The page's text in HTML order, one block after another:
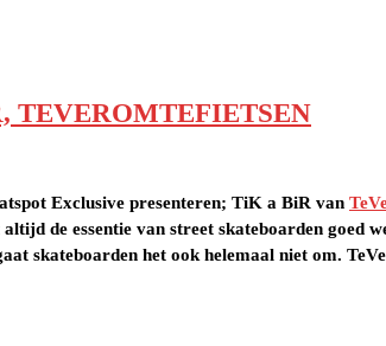
TEVEROMTEFIETSEN
Exclusive presenteren; TiK a BiR van
de essentie van street skateboarden
skateboarden het ook helemaal niet om.